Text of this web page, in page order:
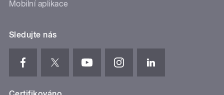
Mobilní aplikace
Sledujte nás